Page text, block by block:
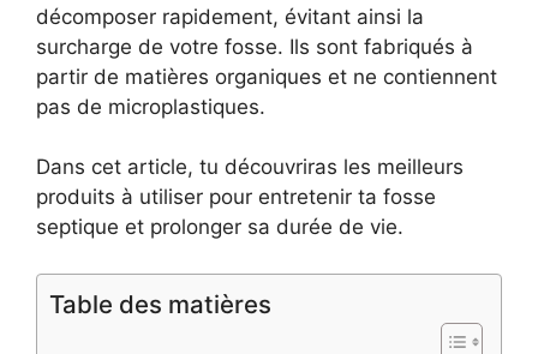
décomposer rapidement, évitant ainsi la
surcharge de votre fosse. Ils sont fabriqués à
partir de matières organiques et ne contiennent
pas de microplastiques.
Dans cet article, tu découvriras les meilleurs
produits à utiliser pour entretenir ta fosse
septique et prolonger sa durée de vie.
Table des matières